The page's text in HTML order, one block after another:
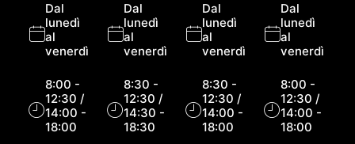
Dal
lunedì
al
venerdì
8:00 -
12:30 /
14:00 -
18:00
Dal
lunedì
al
venerdì
8:30 -
12:30 /
14:30 -
18:30
Dal
lunedì
al
venerdì
8:30 -
12:30 /
14:00 -
18:00
Dal
lunedì
al
venerdì
8:00 -
12:30 /
14:00 -
18:00